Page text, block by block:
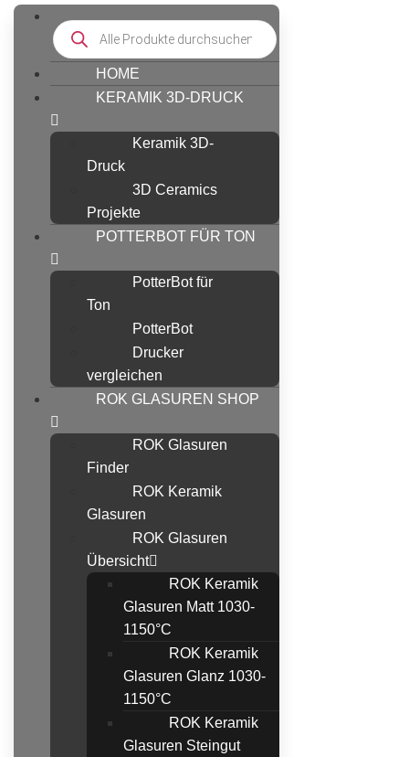
HOME
KERAMIK 3D-DRUCK
Keramik 3D-
Druck
3D Ceramics
Projekte
POTTERBOT FÜR TON
PotterBot für
Ton
PotterBot
Drucker
vergleichen
ROK GLASUREN SHOP
ROK Glasuren
Finder
ROK Keramik
Glasuren
ROK Glasuren
Übersicht
ROK Keramik
Glasuren Matt 1030-
1150°C
ROK Keramik
Glasuren Glanz 1030-
1150°C
ROK Keramik
Glasuren Steingut